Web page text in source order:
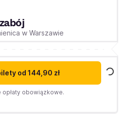
w Warszawie
od 144,90 zł
obowiązkowe.